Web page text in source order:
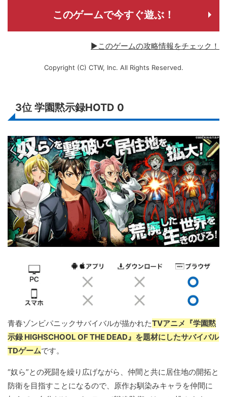
このゲームで今すぐ遊ぶ！
▶このゲームの攻略情報をチェック！
Copyright (C) CTW, Inc. All Rights Reserved.
3位 学園黙示録HOTD 0
青春ゾンビパニックサバイバルが描かれたTVアニメ『学園黙
示録 HIGHSCHOOL OF THE DEAD』を題材にしたサバイバル
TDゲームです。
“奴ら”との死闘を繰り広げながら、仲間と共に居住地の開拓と
防衛を目指すことになるので、原作お馴染みキャラを仲間に